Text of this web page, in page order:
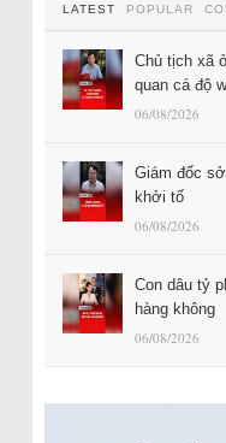
LATEST POPULAR
Chủ tịch xã
quan cá độ
06/08/2026
Giám đốc
khởi tố
06/08/2026
Con dâu tỷ
hàng không
06/08/2026